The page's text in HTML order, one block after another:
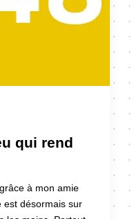
qui rend
à mon amie
est désormais sur